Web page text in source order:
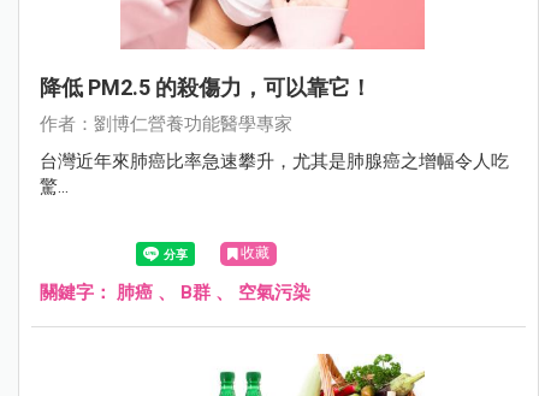
降低 PM2.5 的殺傷力，可以靠它！
作者：劉博仁營養功能醫學專家
台灣近年來肺癌比率急速攀升，尤其是肺腺癌之增幅令人吃
驚...
收藏
關鍵字： 肺癌 、 B群 、 空氣污染